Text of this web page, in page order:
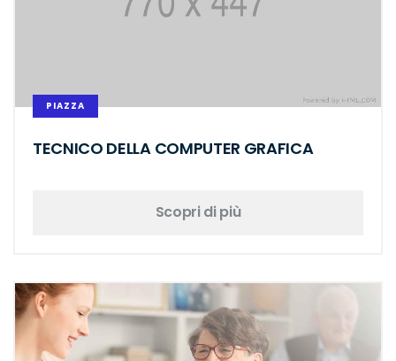
PIAZZA
TECNICO DELLA COMPUTER GRAFICA
Scopri di più